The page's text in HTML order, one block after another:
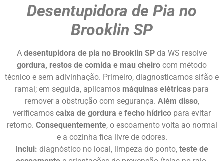
Desentupidora de Pia no
Brooklin SP
A desentupidora de pia no Brooklin SP da WS resolve
gordura, restos de comida e mau cheiro com método
técnico e sem adivinhação. Primeiro, diagnosticamos sifão e
ramal; em seguida, aplicamos máquinas elétricas para
remover a obstrução com segurança. Além disso,
verificamos caixa de gordura e fecho hídrico para evitar
retorno. Consequentemente, o escoamento volta ao normal
e a cozinha fica livre de odores.
Inclui: diagnóstico no local, limpeza do ponto, teste de